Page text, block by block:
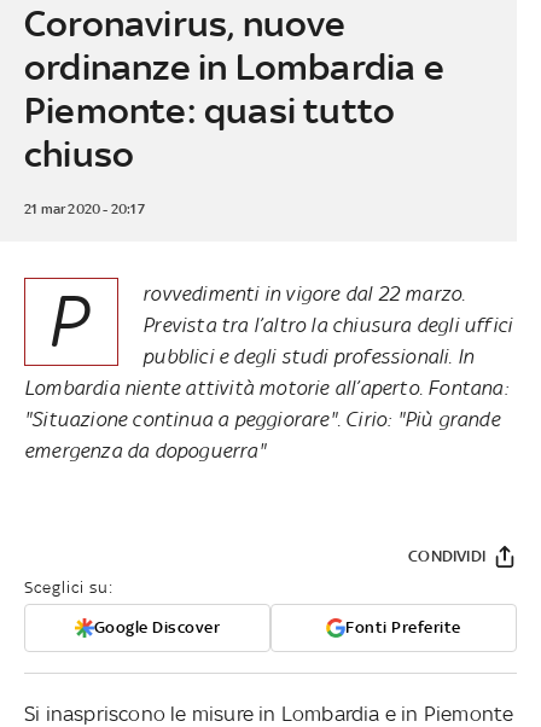
Coronavirus, nuove
ordinanze in Lombardia e
Piemonte: quasi tutto
chiuso
21 mar 2020 - 20:17
P
rovvedimenti in vigore dal 22 marzo.
Prevista tra l’altro la chiusura degli uffici
pubblici e degli studi professionali. In
Lombardia niente attività motorie all’aperto. Fontana:
"Situazione continua a peggiorare". Cirio: "Più grande
emergenza da dopoguerra"
Sceglici su:
Google Discover Fonti Preferite
CONDIVIDI
Si inaspriscono le misure in Lombardia e in Piemonte